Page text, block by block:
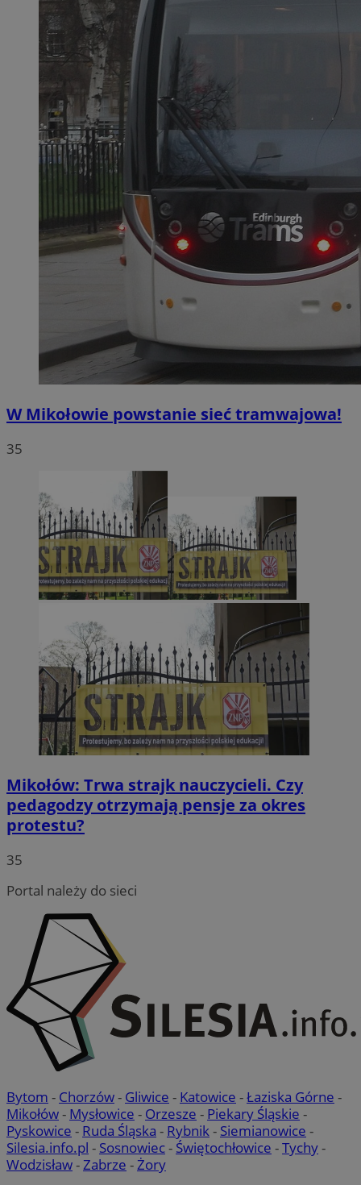
W Mikołowie powstanie sieć tramwajowa!
35
Mikołów: Trwa strajk nauczycieli. Czy
pedagodzy otrzymają pensje za okres
protestu?
35
Portal należy do sieci
Bytom - Chorzów- Gliwice - Katowice -Łaziska Górne -
Mikołów- Mysłowice - Orzesze - Piekary Śląskie -
Pyskowice - Ruda Śląska - Rybnik- Siemianowice -
Silesia.info.pl - Sosnowiec- Świętochłowice -Tychy-
Wodzisław-Zabrze -Żory